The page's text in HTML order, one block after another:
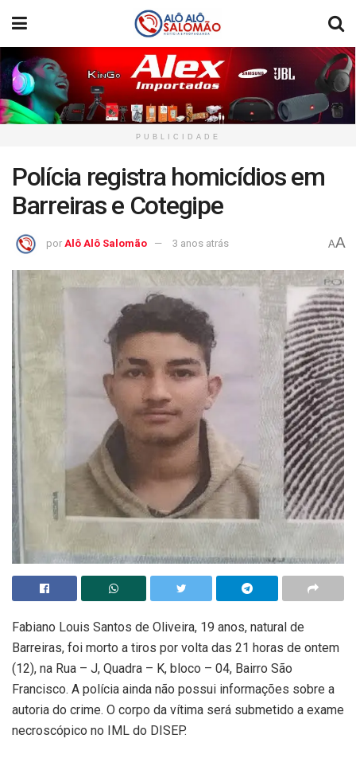
PUBLICIDADE
Polícia registra homicídios em
Barreiras e Cotegipe
por Alô Alô Salomão 3 anos atrás AA
Fabiano Louis Santos de Oliveira, 19 anos, natural de
Barreiras, foi morto a tiros por volta das 21 horas de ontem
(12), na Rua – J, Quadra – K, bloco – 04, Bairro São
Francisco. A polícia ainda não possui informações sobre a
autoria do crime. O corpo da vítima será submetido a exame
necroscópico no IML do DISEP.